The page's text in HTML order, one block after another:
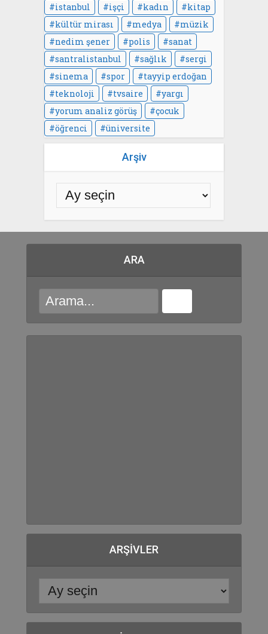
istanbul
işçi kadın
kitap
kültür mirası
medya
müzik
nedim şener
polis
sanat
santralistanbul
sağlık
sergi
sinema
spor
tayyip erdoğan
teknoloji
tvsaire
yargı
yorum analiz görüş
çocuk
öğrenci
üniversite
Arşiv
ARA
ARŞIVLER